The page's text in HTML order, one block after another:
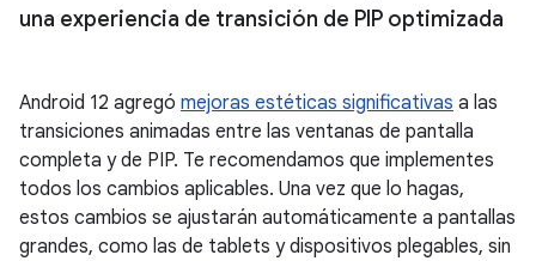
una experiencia de transición de PIP optimizada
Android 12 agregó mejoras estéticas significativas a las
transiciones animadas entre las ventanas de pantalla
completa y de PIP. Te recomendamos que implementes
todos los cambios aplicables. Una vez que lo hagas,
estos cambios se ajustarán automáticamente a pantallas
grandes, como las de tablets y dispositivos plegables, sin